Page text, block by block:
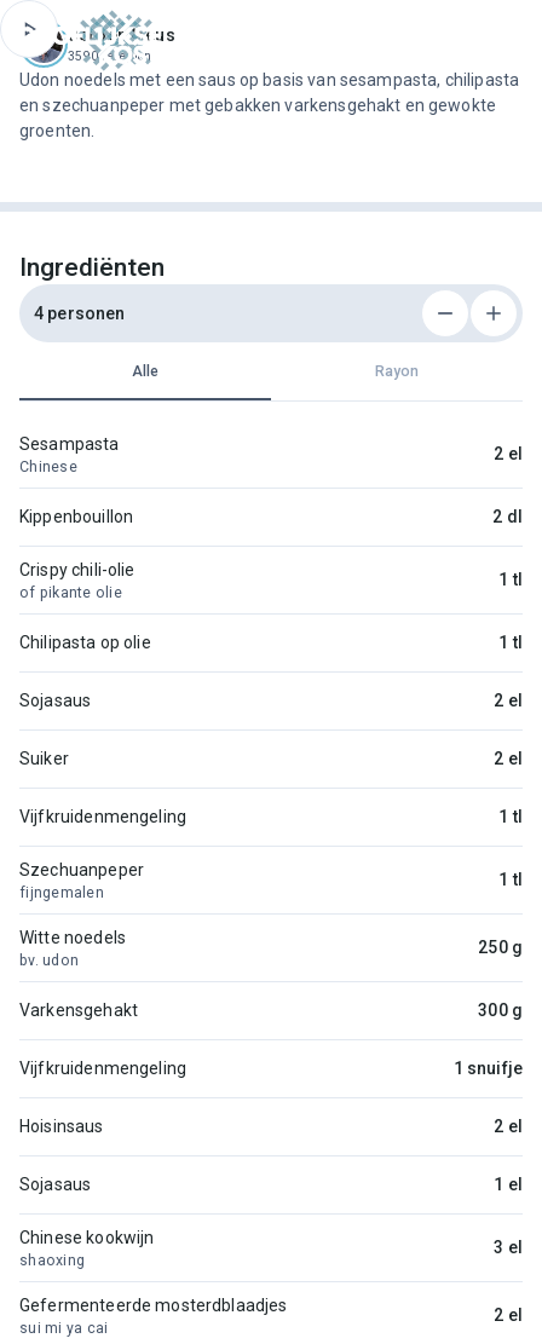
Jeroen Meus
3590 recepten
Udon noedels met een saus op basis van sesampasta, chilipasta
en szechuanpeper met gebakken varkensgehakt en gewokte
groenten.
Ingrediënten
4 personen
Alle Rayon
Sesampasta
Chinese
2 el
Kippenbouillon 2 dl
Crispy chili-olie
of pikante olie
1 tl
Chilipasta op olie 1 tl
Sojasaus 2 el
Suiker 2 el
Vijfkruidenmengeling 1 tl
Szechuanpeper
fijngemalen
1 tl
Witte noedels
bv. udon
250 g
Varkensgehakt 300 g
Vijfkruidenmengeling 1 snuifje
Hoisinsaus 2 el
Sojasaus 1 el
Chinese kookwijn
shaoxing
3 el
Gefermenteerde mosterdblaadjes
sui mi ya cai
2 el